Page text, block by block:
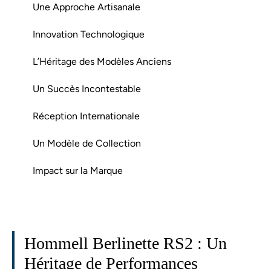
Une Approche Artisanale
Innovation Technologique
L’Héritage des Modèles Anciens
Un Succès Incontestable
Réception Internationale
Un Modèle de Collection
Impact sur la Marque
Hommell Berlinette RS2 : Un
Héritage de Performances